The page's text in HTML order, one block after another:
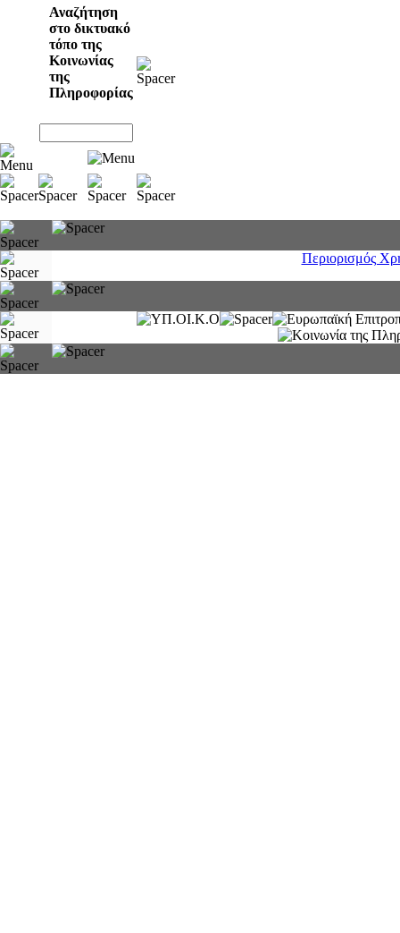
Αναζήτηση
στο δικτυακό
τόπο της
Κοινωνίας
της
Πληροφορίας
Περιορισμός